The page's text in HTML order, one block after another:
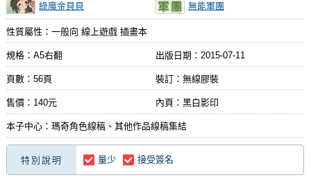
綠魔金貝貝 無能軍團
性質屬性：一般向 線上遊戲 插畫本
規格：A5右翻 出版日期： 2015-07-11
頁數：56頁 裝訂：無線膠裝
售價：140元 內頁：黑白影印
本子中心：瑪奇角色線稿、其他作品線稿集結
特別說明 量少 接受簽名